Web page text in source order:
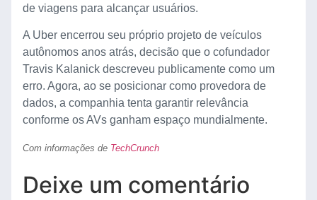
de viagens para alcançar usuários.
A Uber encerrou seu próprio projeto de veículos
autônomos anos atrás, decisão que o cofundador
Travis Kalanick descreveu publicamente como um
erro. Agora, ao se posicionar como provedora de
dados, a companhia tenta garantir relevância
conforme os AVs ganham espaço mundialmente.
Com informações de TechCrunch
Deixe um comentário